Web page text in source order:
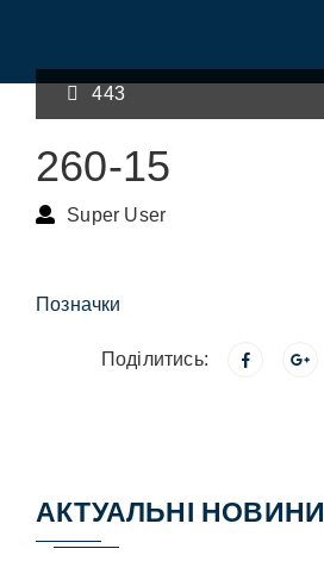
443
260-15
Super User
Позначки
Поділитись:
АКТУАЛЬНІ НОВИНИ